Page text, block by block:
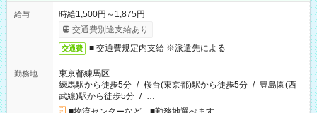
給与
時給1,500円～1,875円
交通費別途支給あり
交通費 ■ 交通費規定内支給 ※派遣先による
勤務地
東京都練馬区
練馬駅から徒歩5分 / 桜台(東京都)駅から徒歩5分 / 豊島園(西
武線)駅から徒歩5分 / …